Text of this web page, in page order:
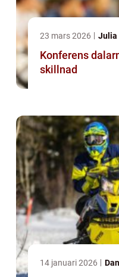
23 mars 2026 Julia
Konferens dalarna möten
skillnad
14 januari 2026